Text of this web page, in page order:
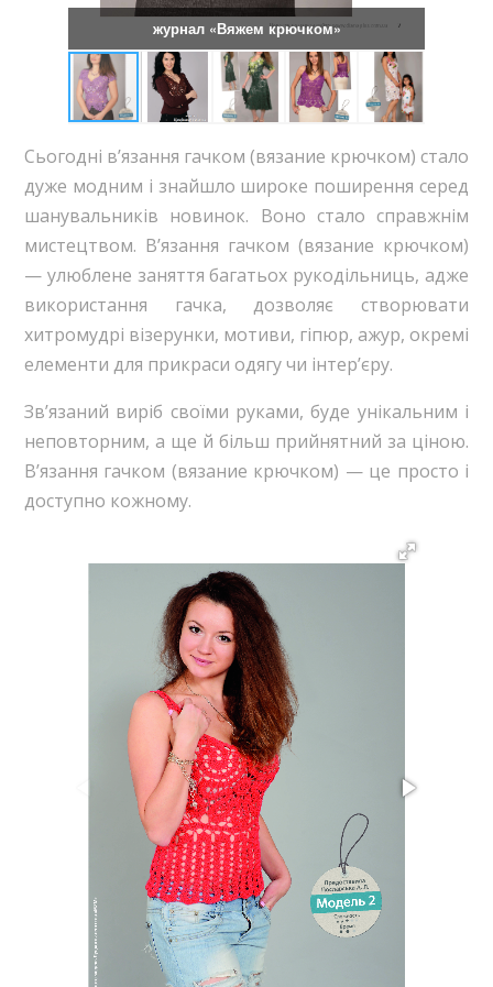
журнал «Вяжем крючком»
Сьогодні в’язання гачком (вязание крючком) стало
дуже модним і знайшло широке поширення серед
шанувальників новинок. Воно стало справжнім
мистецтвом. В’язання гачком (вязание крючком)
— улюблене заняття багатьох рукодільниць, адже
використання гачка, дозволяє створювати
хитромудрі візерунки, мотиви, гіпюр, ажур, окремі
елементи для прикраси одягу чи інтер’єру.
Зв’язаний виріб своїми руками, буде унікальним і
неповторним, а ще й більш прийнятний за ціною.
В’язання гачком (вязание крючком) — це просто і
доступно кожному.